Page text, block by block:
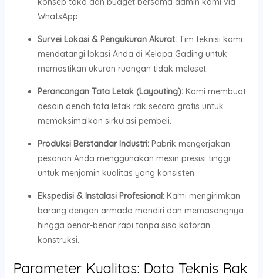
WhatsApp.
Survei Lokasi & Pengukuran Akurat:Tim teknisi kami
mendatangi lokasi Anda di Kelapa Gading untuk
memastikan ukuran ruangan tidak meleset.
Perancangan Tata Letak (Layouting):Kami membuat
desain denah tata letak rak secara gratis untuk
memaksimalkan sirkulasi pembeli.
Produksi Berstandar Industri:Pabrik mengerjakan
pesanan Anda menggunakan mesin presisi tinggi
untuk menjamin kualitas yang konsisten.
Ekspedisi & Instalasi Profesional:Kami mengirimkan
barang dengan armada mandiri dan memasangnya
hingga benar-benar rapi tanpa sisa kotoran
konstruksi.
Parameter Kualitas: Data Teknis Rak